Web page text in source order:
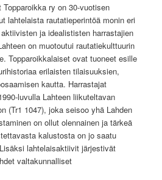
Topparoikka ry on 30-vuotisen
lahtelaista rautatieperintöä monin eri
ja idealististen harrastajien
on muotoutui rautatiekulttuurin
Topparoikkalaiset ovat tuoneet esille
erilaisten tilaisuuksien,
kautta. Harrastajat
luvulla Lahteen liikuteltavan
(Tr1 1047), joka seisoo yhä Lahden
on ollut olennainen ja tärkeä
kalustosta on jo saatu
lahtelaisaktiivit järjestivät
valtakunnalliset